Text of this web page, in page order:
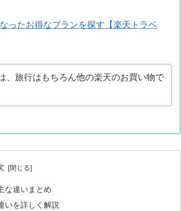
ったお得なプランを探す【楽天トラベ
、旅行はもちろん他の楽天のお買い物で
な違いまとめ
いを詳しく解説